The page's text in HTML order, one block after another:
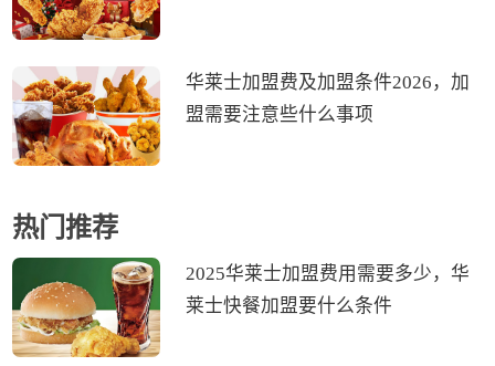
华莱士加盟费及加盟条件2026，加
盟需要注意些什么事项
热门推荐
2025华莱士加盟费用需要多少，华
莱士快餐加盟要什么条件